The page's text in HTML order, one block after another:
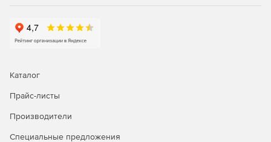
Для образовательной деятельности
Каталог
Прайс-листы
Производители
Специальные предложения